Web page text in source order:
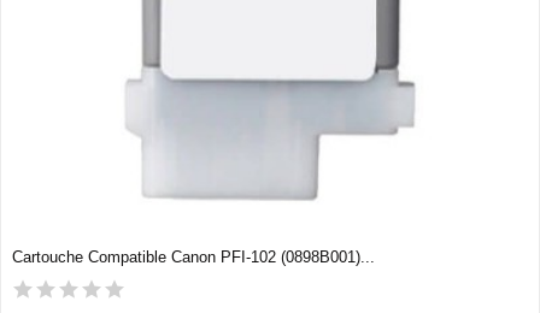
Cartouche Compatible Canon PFI-102 (0898B001)...